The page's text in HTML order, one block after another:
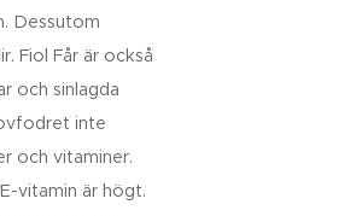
Dessutom
Fiol Får är också
och sinlagda
inte
och vitaminer.
vitamin är högt.